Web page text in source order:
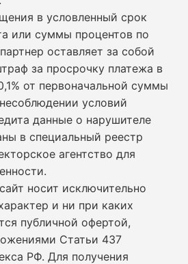
в условленный срок
или суммы процентов по
оставляет за собой
за просрочку платежа в
от первоначальной суммы
условий
данные о нарушителе
в специальный реестр
агентство для
носит исключительно
и ни при каких
публичной офертой,
Статьи 437
РФ. Для получения